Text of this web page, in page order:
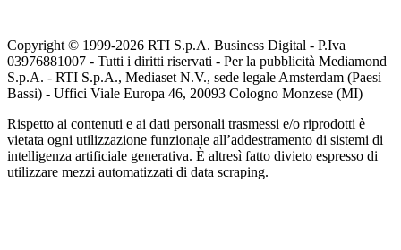
Copyright © 1999-2026 RTI S.p.A. Business Digital - P.Iva
03976881007 - Tutti i diritti riservati - Per la pubblicità Mediamond
S.p.A. - RTI S.p.A., Mediaset N.V., sede legale Amsterdam (Paesi
Bassi) - Uffici Viale Europa 46, 20093 Cologno Monzese (MI)
Rispetto ai contenuti e ai dati personali trasmessi e/o riprodotti è
vietata ogni utilizzazione funzionale all’addestramento di sistemi di
intelligenza artificiale generativa. È altresì fatto divieto espresso di
utilizzare mezzi automatizzati di data scraping.